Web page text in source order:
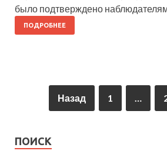
было подтверждено
ПОДРОБНЕЕ
Назад 1 …
ПОИСК